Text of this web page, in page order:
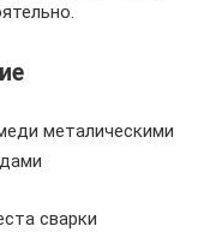
металическими
сварки